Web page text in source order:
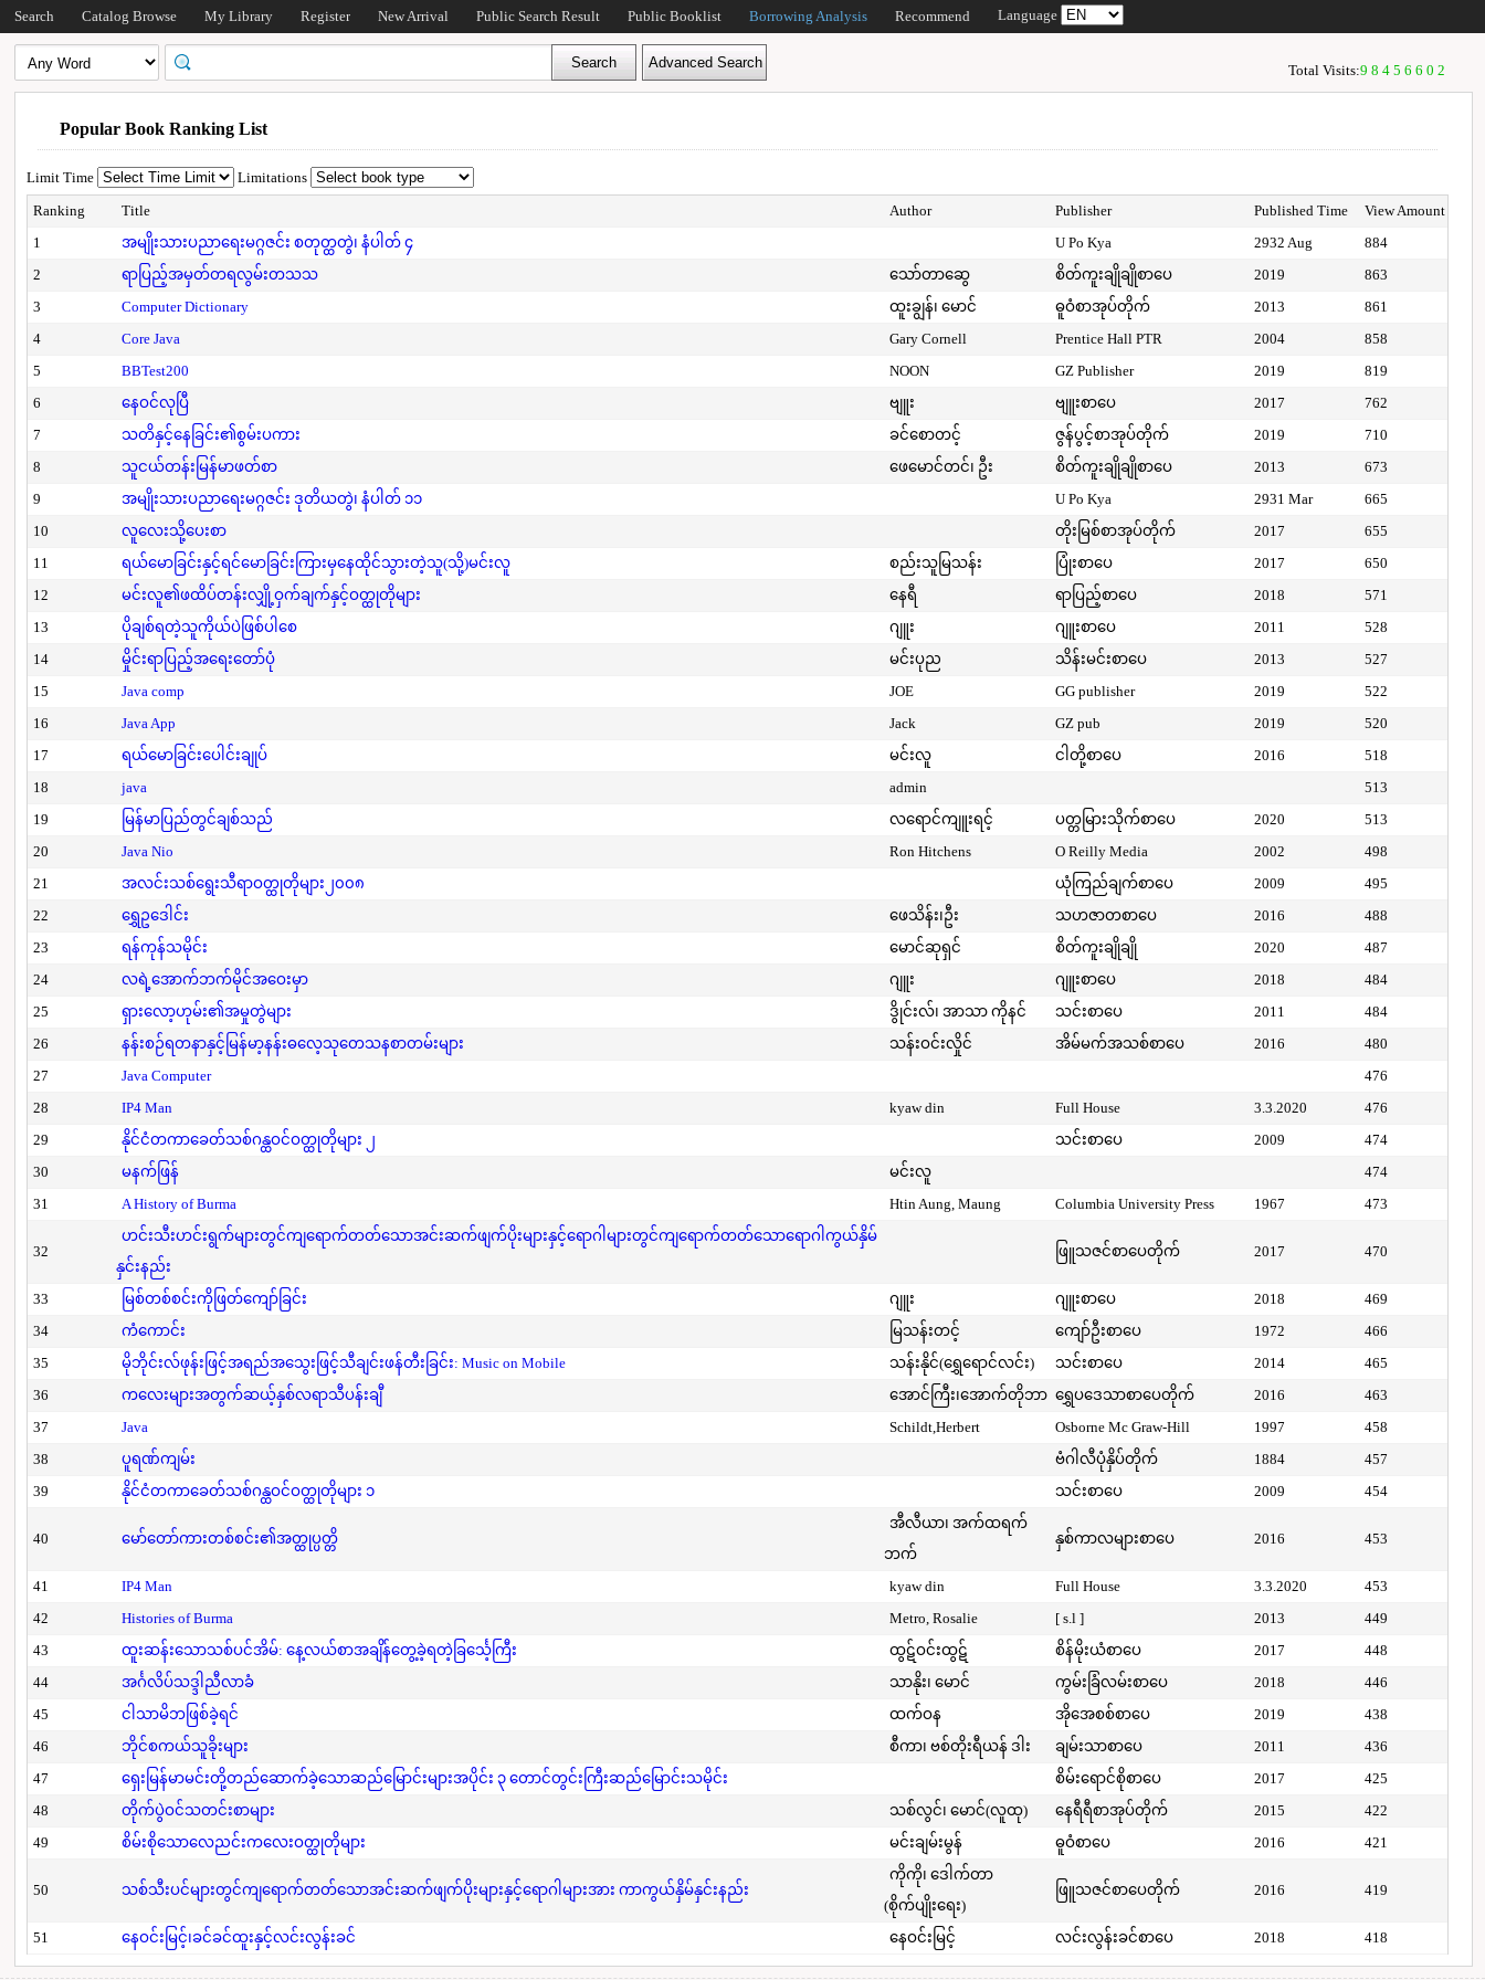
Search Catalog Browse My Library Register New Arrival Public Search Result Public Booklist Borrowing Analysis Recommend Language
Total Visits:98456602
Popular Book Ranking List
Limit Time
Limitations
Ranking
Title Author Publisher Published Time
View Amount
1
အမျိုးသားပညာရေးမဂ္ဂဇင်း စတုတ္ထတွဲ၊ နံပါတ် ၄ U Po Kya 2932 Aug
884
2
ရာပြည့်အမှတ်တရလွမ်းတသသ သော်တာဆွေ စိတ်ကူးချိုချိုစာပေ 2019
863
3
Computer Dictionary ထူးချွန်၊ မောင် ဓူဝံစာအုပ်တိုက် 2013
861
4
Core Java Gary Cornell Prentice Hall PTR 2004
858
5
BBTest200 NOON GZ Publisher 2019
819
6
နေဝင်လုပြီ ဗျူး ဗျူးစာပေ 2017
762
7
သတိနှင့်နေခြင်း၏စွမ်းပကား ခင်စောတင့် ဇွန်ပွင့်စာအုပ်တိုက် 2019
710
8
သူငယ်တန်းမြန်မာဖတ်စာ ဖေမောင်တင်၊ ဦး စိတ်ကူးချိုချိုစာပေ 2013
673
9
အမျိုးသားပညာရေးမဂ္ဂဇင်း ဒုတိယတွဲ၊ နံပါတ် ၁၁ U Po Kya 2931 Mar
665
10
လူလေးသို့ပေးစာ တိုးမြစ်စာအုပ်တိုက် 2017
655
11
ရယ်မောခြင်းနှင့်ရင်မောခြင်းကြားမှနေထိုင်သွားတဲ့သူ(သို့)မင်းလူ စည်းသူမြသန်း ပြုံးစာပေ 2017
650
12
မင်းလူ၏ဖထိပ်တန်းလျှို့ဝှက်ချက်နှင့်ဝတ္ထုတိုများ နေရီ ရာပြည့်စာပေ 2018
571
13
ပိုချစ်ရတဲ့သူကိုယ်ပဲဖြစ်ပါစေ ဂျူး ဂျူးစာပေ 2011
528
14
မှိုင်းရာပြည့်အရေးတော်ပုံ မင်းပုည သိန်းမင်းစာပေ 2013
527
15
Java comp JOE GG publisher 2019
522
16
Java App Jack GZ pub 2019
520
17
ရယ်မောခြင်းပေါင်းချုပ် မင်းလူ ငါတို့စာပေ 2016
518
18
java admin
513
19
မြန်မာပြည်တွင်ချစ်သည် လရောင်ကျူးရင့် ပတ္တမြားသိုက်စာပေ 2020
513
20
Java Nio Ron Hitchens O Reilly Media 2002
498
21
အလင်းသစ်ရွေးသီရာဝတ္ထုတိုများ၂၀၀၈ ယုံကြည်ချက်စာပေ 2009
495
22
ရွှေဥဒေါင်း ဖေသိန်း၊ဦး သဟဇာတစာပေ 2016
488
23
ရန်ကုန်သမိုင်း မောင်ဆုရှင် စိတ်ကူးချိုချို 2020
487
24
လရဲ့အောက်ဘက်မိုင်အဝေးမှာ ဂျူး ဂျူးစာပေ 2018
484
25
ရှားလော့ဟုမ်း၏အမှုတွဲများ ဒွိုင်းလ်၊ အာသာ ကိုနင် သင်းစာပေ 2011
484
26
နန်းစဉ်ရတနာနှင့်မြန်မာ့နန်းဓလေ့သုတေသနစာတမ်းများ သန်းဝင်းလှိုင် အိမ်မက်အသစ်စာပေ 2016
480
27
Java Computer
476
28
IP4 Man kyaw din Full House 3.3.2020
476
29
နိုင်ငံတကာခေတ်သစ်ဂန္ထဝင်ဝတ္ထုတိုများ ၂ သင်းစာပေ 2009
474
30
မနက်ဖြန် မင်းလူ
474
31
A History of Burma Htin Aung, Maung Columbia University Press 1967 473
32
ဟင်းသီးဟင်းရွက်များတွင်ကျရောက်တတ်သောအင်းဆက်ဖျက်ပိုးများနှင့်ရောဂါများတွင်ကျရောက်တတ်သောရောဂါကွယ်နှိမ်
နှင်းနည်း
ဖြူသဇင်စာပေတိုက် 2017 470
33 မြစ်တစ်စင်းကိုဖြတ်ကျော်ခြင်း ဂျူး ဂျူးစာပေ 2018
469
34
ကံကောင်း မြသန်းတင့် ကျော်ဦးစာပေ 1972
466
35
မိုဘိုင်းလ်ဖုန်းဖြင့်အရည်အသွေးဖြင့်သီချင်းဖန်တီးခြင်း: Music on Mobile သန်းနိုင်(ရွှေရောင်လင်း) သင်းစာပေ 2014
465
36
ကလေးများအတွက်ဆယ့်နှစ်လရာသီပန်းချီ အောင်ကြီး၊အောက်တိုဘာ ရွှေပဒေသာစာပေတိုက် 2016
463
37
Java Schildt,Herbert Osborne Mc Graw-Hill 1997
458
38
ပူရဏ်ကျမ်း ဗံဂါလီပုံနှိပ်တိုက် 1884
457
39
နိုင်ငံတကာခေတ်သစ်ဂန္ထဝင်ဝတ္ထုတိုများ ၁ သင်းစာပေ 2009 454
40 မော်တော်ကားတစ်စင်း၏အတ္ထုပ္ပတ္တိ
အီလီယာ၊ အက်ထရက်
ဘက်
နှစ်ကာလများစာပေ 2016 453
41 IP4 Man kyaw din Full House 3.3.2020
453
42
Histories of Burma Metro, Rosalie [ s.l ] 2013
449
43
ထူးဆန်းသောသစ်ပင်အိမ်: နေ့လယ်စာအချိန်တွေ့ခဲ့ရတဲ့ခြင်္သေ့ကြီး ထွဋ်ဝင်းထွဋ် စိန်မိုးယံစာပေ 2017
448
44
အင်္ဂလိပ်သဒ္ဒါညီလာခံ သာနိုး၊ မောင် ကွမ်းခြံလမ်းစာပေ 2018
446
45
ငါသာမိဘဖြစ်ခဲ့ရင် ထက်ဝန အိုအေစစ်စာပေ 2019
438
46
ဘိုင်စကယ်သူခိုးများ စီကာ၊ ဗစ်တိုးရီယန် ဒါး ချမ်းသာစာပေ 2011
436
47
ရှေးမြန်မာမင်းတို့တည်ဆောက်ခဲ့သောဆည်မြောင်းများအပိုင်း ၃ တောင်တွင်းကြီးဆည်မြောင်းသမိုင်း စိမ်းရောင်စိုစာပေ 2017
425
48
တိုက်ပွဲဝင်သတင်းစာများ သစ်လွင်၊ မောင်(လူထု) နေရီရီစာအုပ်တိုက် 2015
422
49
စိမ်းစိုသောလေညင်းကလေးဝတ္ထုတိုများ မင်းချမ်းမွန် ဓူဝံစာပေ 2016 421
50 သစ်သီးပင်များတွင်ကျရောက်တတ်သောအင်းဆက်ဖျက်ပိုးများနှင့်ရောဂါများအား ကာကွယ်နှိမ်နှင်းနည်း
ကိုကို၊ ဒေါက်တာ
(စိုက်ပျိုးရေး)
ဖြူသဇင်စာပေတိုက် 2016 419
51 နေဝင်းမြင့်၊ခင်ခင်ထူးနှင့်လင်းလွန်းခင် နေဝင်းမြင့် လင်းလွန်းခင်စာပေ 2018 418